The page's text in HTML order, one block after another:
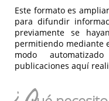
Este formato es
para difundir
previamente se
permitiendo mediante
modo
publicaciones aquí